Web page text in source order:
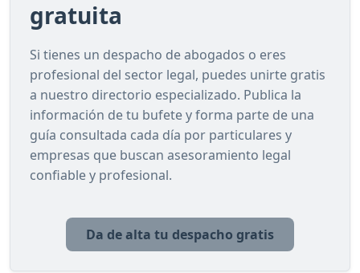
gratuita
Si tienes un despacho de abogados o eres
profesional del sector legal, puedes unirte gratis
a nuestro directorio especializado. Publica la
información de tu bufete y forma parte de una
guía consultada cada día por particulares y
empresas que buscan asesoramiento legal
confiable y profesional.
Da de alta tu despacho gratis